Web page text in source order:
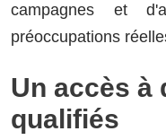
campagnes et
préoccupations
Un accès à
qualifiés